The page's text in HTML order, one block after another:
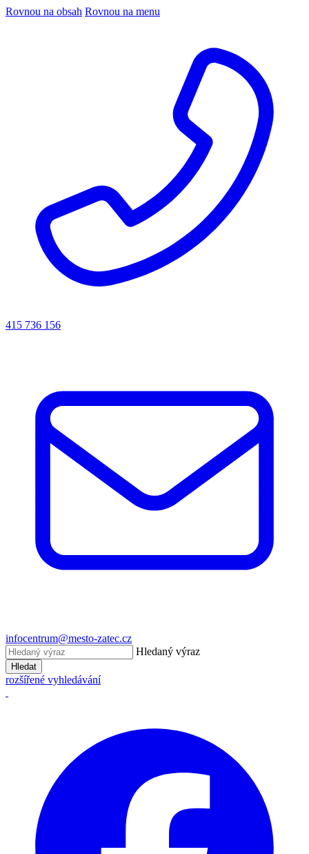
Rovnou na obsah Rovnou na menu
415 736 156
infocentrum@mesto-zatec.cz
Hledaný výraz
Hledat
rozšířené vyhledávání